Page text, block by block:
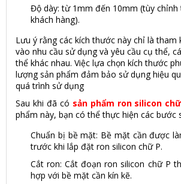
Độ dày: từ 1mm đến 10mm (tùy chỉnh
khách hàng).
Lưu ý rằng các kích thước này chỉ là tham
vào nhu cầu sử dụng và yêu cầu cụ thể,
thể khác nhau. Việc lựa chọn kích thước
lượng sản phẩm đảm bảo sử dụng hiệu
quá trình sử dụng
Sau khi đã có sản phẩm ron silicon
phẩm này, bạn có thể thực hiện các bước
Chuẩn bị bề mặt: Bề mặt cần được
trước khi lắp đặt ron silicon chữ P.
Cắt ron: Cắt đoạn ron silicon chữ P
hợp với bề mặt cần kín kẽ.